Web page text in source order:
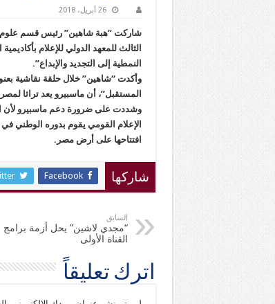
26 أبريل، 2018
شاركت “هبة شاهين” رئيس قسم علوم
الثالث للمعهد الدولي للإعلام
النمطية إلى التجديد والإبداع”.
وأكدت “شاهين” خلال حلقة نقاشية
المستقبل”، أن ماسبيرو يعد تراثا
وشددت على ضرورة دعم ماسبيرو لأن
الإعلام القومي يقوم بدوره الوطني في
افتتاحها على أرض مصر.
شاركها Facebook
السابق
“مجدي لاشين” يحل أزمة برامج
القناة الأولى
اترك تعليقاً